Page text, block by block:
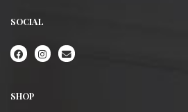
SOCIAL
SHOP